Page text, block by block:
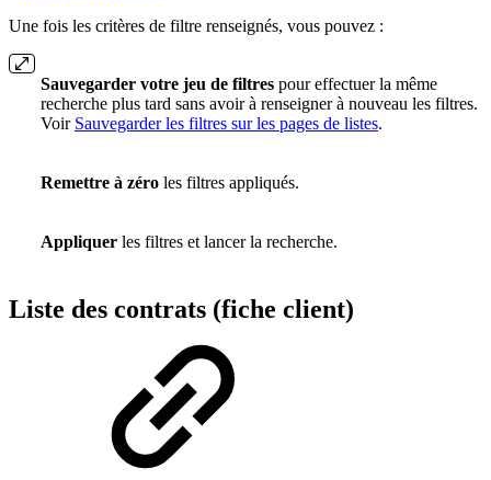
Une fois les critères de filtre renseignés, vous pouvez :
Sauvegarder votre jeu de filtres pour effectuer la même
recherche plus tard sans avoir à renseigner à nouveau les filtres.
Voir Sauvegarder les filtres sur les pages de listes.
Remettre à zéro les filtres appliqués.
Appliquer les filtres et lancer la recherche.
Liste des contrats (fiche client)